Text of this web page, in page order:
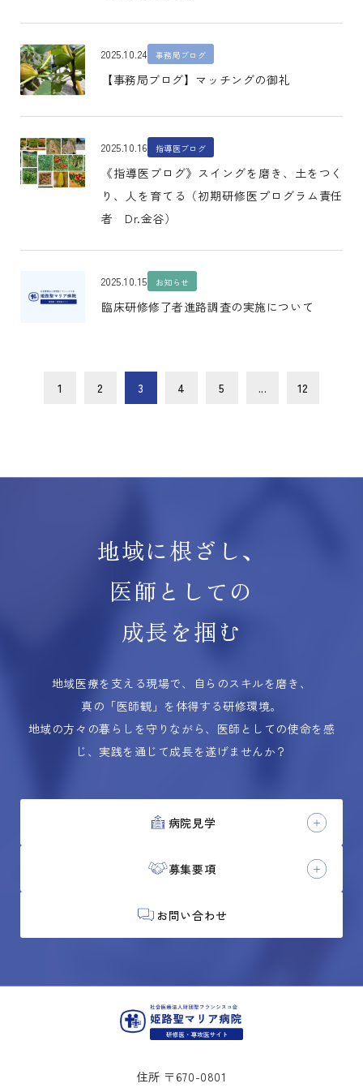
2025.10.24 事務局ブログ
【事務局ブログ】マッチングの御礼
2025.10.16 指導医ブログ
《指導医ブログ》スイングを磨き、土をつく
り、人を育てる（初期研修医プログラム責任
者 Dr.金谷）
2025.10.15 お知らせ
臨床研修修了者進路調査の実施について
1 2 3 4 5 ... 12
地域に根ざし、
医師としての
成長を掴む
地域医療を支える現場で、自らのスキルを磨き、
真の「医師観」を体得する研修環境。
地域の方々の暮らしを守りながら、医師としての使命を感
じ、実践を通じて成長を遂げませんか？
病院見学
募集要項
お問い合わせ
住所 〒670-0801